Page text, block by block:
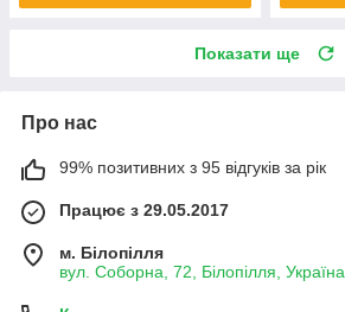
Показати ще
Про нас
99% позитивних з 95 відгуків за рік
Працює з 29.05.2017
м. Білопілля
вул. Соборна, 72, Білопілля, Україна